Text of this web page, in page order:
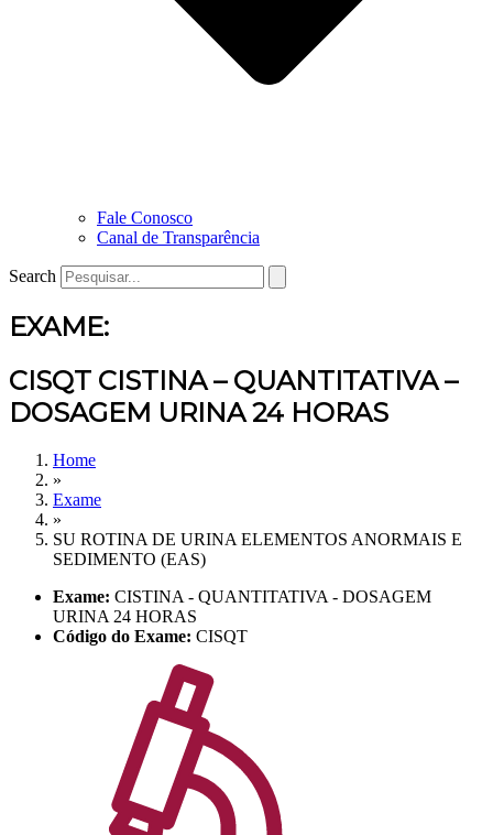
Fale Conosco
Canal de Transparência
Search
EXAME:
CISQT CISTINA – QUANTITATIVA –
DOSAGEM URINA 24 HORAS
Home
»
Exame
»
SU ROTINA DE URINA ELEMENTOS ANORMAIS E
SEDIMENTO (EAS)
Exame: CISTINA - QUANTITATIVA - DOSAGEM
URINA 24 HORAS
Código do Exame: CISQT